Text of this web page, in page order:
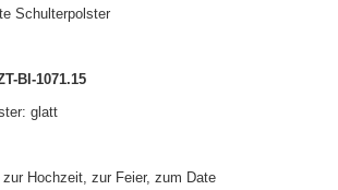
Schulterpolster
BI-1071.15
glatt
Hochzeit, zur Feier, zum Date